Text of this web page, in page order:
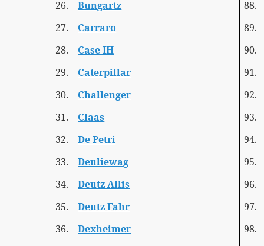
26.
Bungartz
27.
Carraro
28.
Case IH
29.
Caterpillar
30.
Challenger
31.
Claas
32.
De Petri
33.
Deuliewag
34.
Deutz Allis
35.
Deutz Fahr
36.
Dexheimer
88.
89.
90.
91.
92.
93.
94.
95.
96.
97.
98.